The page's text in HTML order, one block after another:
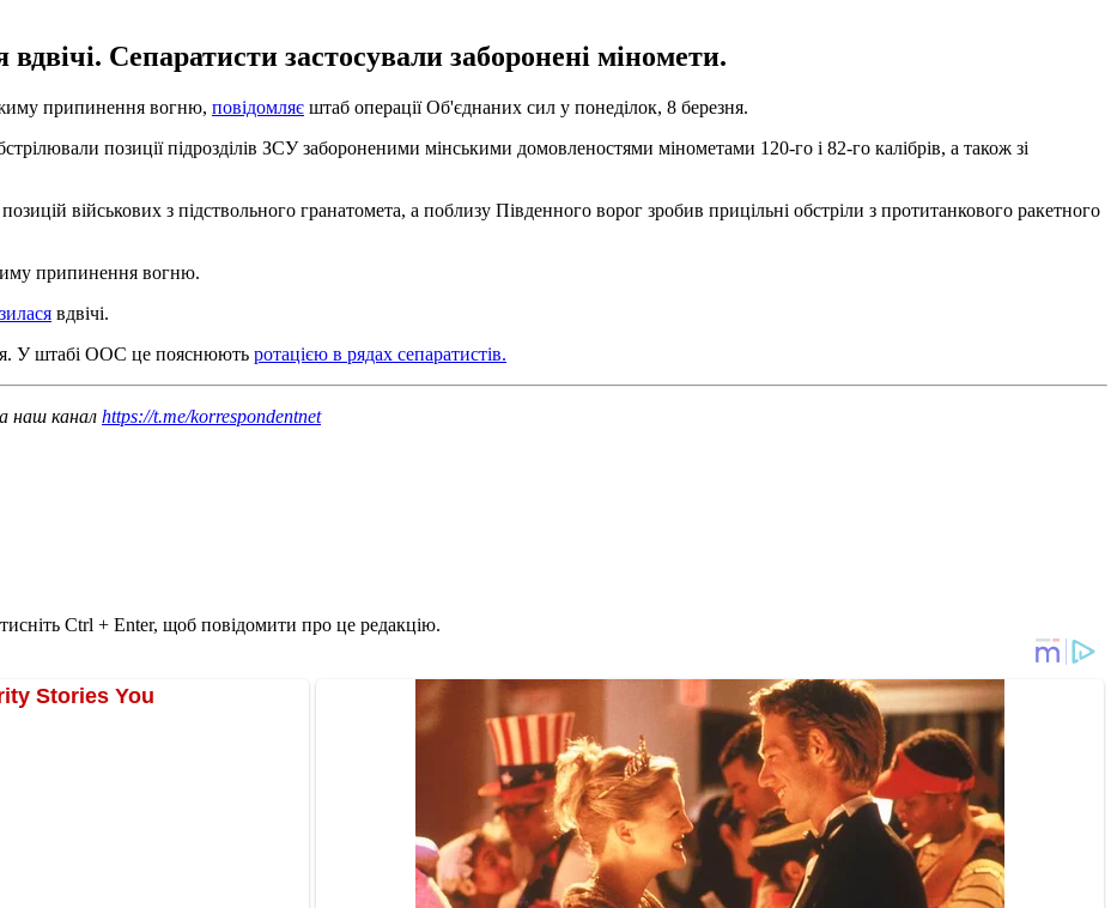
вдвічі. Сепаратисти застосували заборонені міномети.
припинення вогню, повідомляє штаб операції Об'єднаних сил у понеділок, 8 березня.
позиції підрозділів ЗСУ забороненими мінськими домовленостями мінометами 120-го і 82-го калібрів, а також зі
військових з підствольного гранатомета, а поблизу Південного ворог зробив прицільні обстріли з протитанкового ракетного
припинення вогню.
вдвічі.
У штабі ООС це пояснюють ротацією в рядах сепаратистів.
наш канал https://t.me/korrespondentnet
Ctrl + Enter, щоб повідомити про це редакцію.